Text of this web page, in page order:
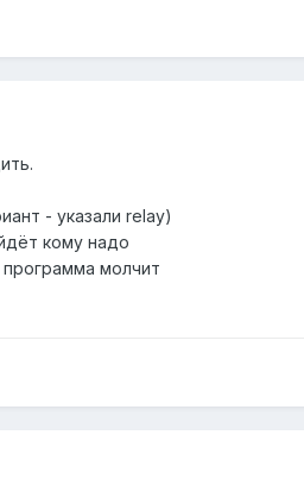
- указали relay)
кому надо
молчит